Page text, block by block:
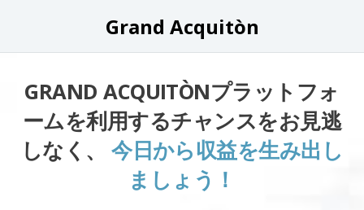
Grand Acquitòn
GRAND ACQUITÒNプラットフォ
ームを利用するチャンスをお見逃
しなく、今日から収益を生み出し
ましょう！